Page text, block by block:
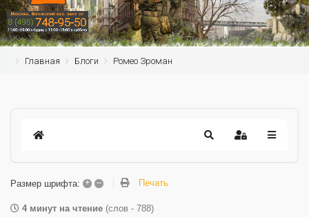
Главная Блоги Ромео Зроман
Размер шрифта: + – Печать
4 минут на чтение (слов - 788)